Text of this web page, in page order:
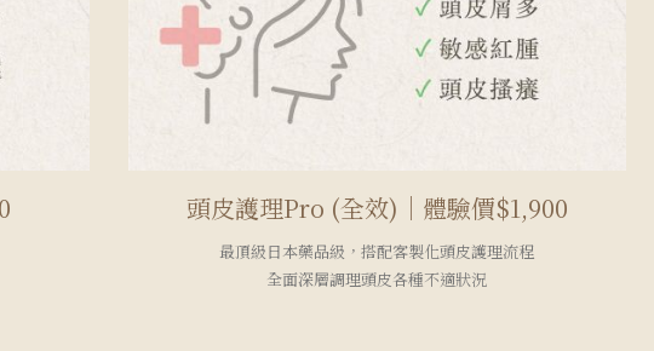
頭皮護理Pro (全效)｜體驗價$1,900
最頂級日本藥品級，搭配客製化頭皮護理流程
全面深層調理頭皮各種不適狀況